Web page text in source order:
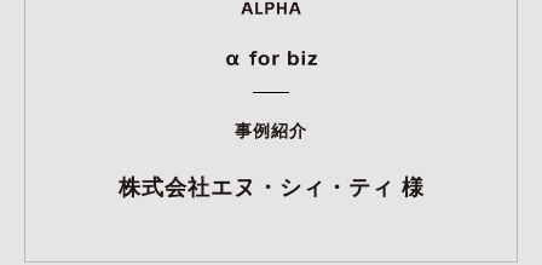
事例紹介
株式会社エヌ・シィ・ティ 様